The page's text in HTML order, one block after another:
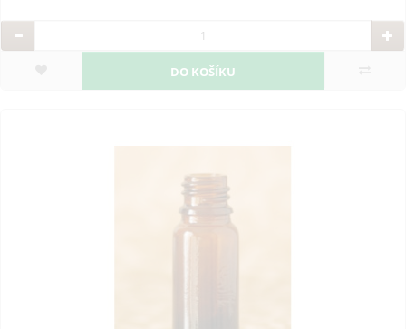
DO KOŠÍKU